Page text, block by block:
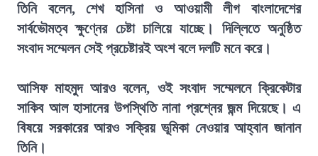
তিনি বলেন, শেখ হাসিনা ও আওয়ামী লীগ বাংলাদেশের
সার্বভৌমত্ব ক্ষুণ্নের চেষ্টা চালিয়ে যাচ্ছে। দিল্লিতে অনুষ্ঠিত
সংবাদ সম্মেলন সেই প্রচেষ্টারই অংশ বলে দলটি মনে করে।
আসিফ মাহমুদ আরও বলেন, ওই সংবাদ সম্মেলনে ক্রিকেটার
সাকিব আল হাসানের উপস্থিতি নানা প্রশ্নের জন্ম দিয়েছে। এ
বিষয়ে সরকারের আরও সক্রিয় ভূমিকা নেওয়ার আহ্বান জানান
তিনি।